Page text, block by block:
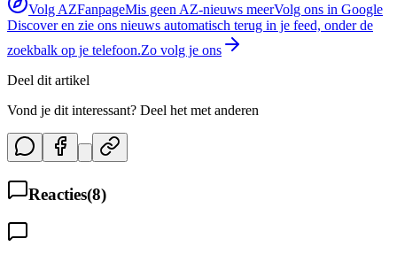
Volg AZFanpageMis geen AZ-nieuws meerVolg ons in Google
Discover en zie ons nieuws automatisch terug in je feed, onder de
zoekbalk op je telefoon.Zo volg je ons
Deel dit artikel
Vond je dit interessant? Deel het met anderen
Reacties(8)